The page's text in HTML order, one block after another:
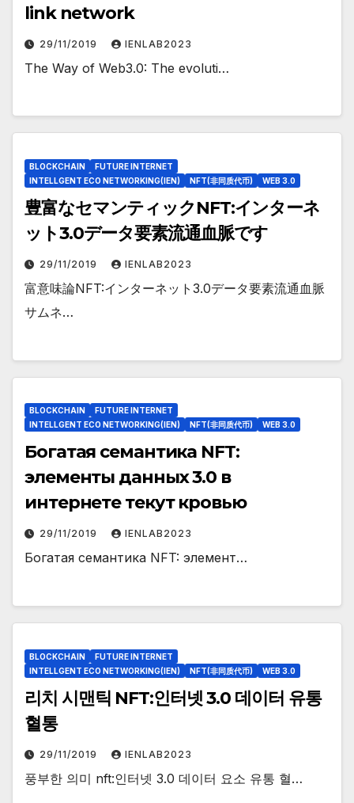
link network
29/11/2019 IENLAB2023
The Way of Web3.0: The evoluti…
BLOCKCHAIN
FUTURE INTERNET
INTELLGENT ECO NETWORKING(IEN)
NFT(非同质代币) WEB 3.0
豊富なセマンティックNFT:インターネ
ット3.0データ要素流通血脈です
29/11/2019 IENLAB2023
富意味論NFT:インターネット3.0データ要素流通血脈
サムネ…
BLOCKCHAIN
FUTURE INTERNET
INTELLGENT ECO NETWORKING(IEN)
NFT(非同质代币) WEB 3.0
Богатая семантика NFT:
элементы данных 3.0 в
интернете текут кровью
29/11/2019 IENLAB2023
Богатая семантика NFT: элемент…
BLOCKCHAIN
FUTURE INTERNET
INTELLGENT ECO NETWORKING(IEN)
NFT(非同质代币) WEB 3.0
리치 시맨틱 NFT:인터넷 3.0 데이터 유통
혈통
29/11/2019 IENLAB2023
풍부한 의미 nft:인터넷 3.0 데이터 요소 유통 혈…